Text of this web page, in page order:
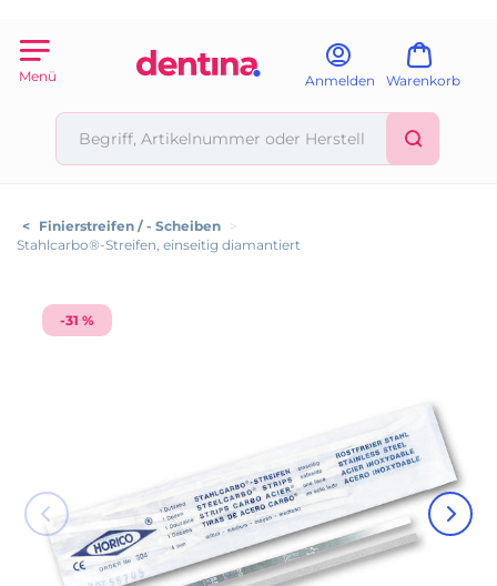
Menü Anmelden Warenkorb
< Finierstreifen / - Scheiben >
Stahlcarbo®-Streifen, einseitig diamantiert
-31 %